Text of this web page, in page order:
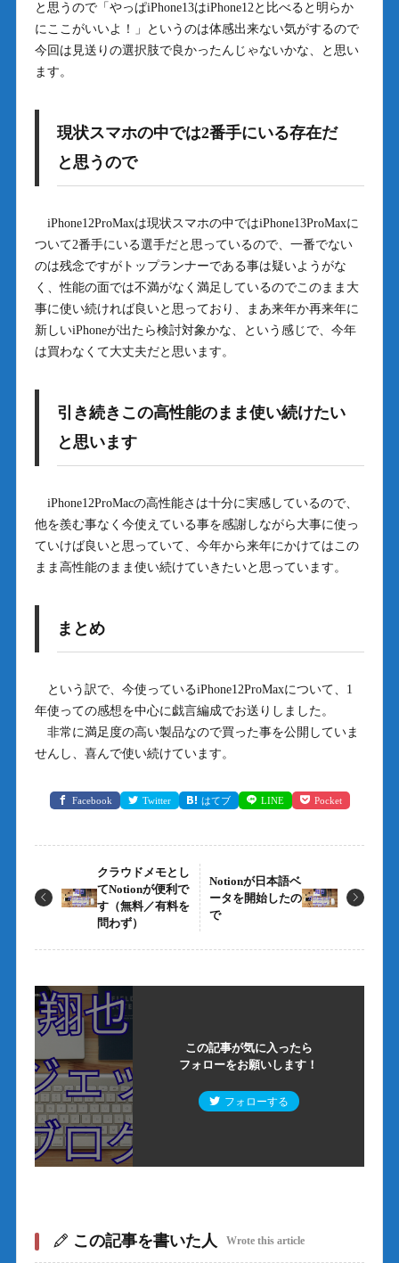
と思うので「やっぱiPhone13はiPhone12と比べると明らか
にここがいいよ！」というのは体感出来ない気がするので
今回は見送りの選択肢で良かったんじゃないかな、と思い
ます。
現状スマホの中では2番手にいる存在だ
と思うので
iPhone12ProMaxは現状スマホの中ではiPhone13ProMaxに
ついて2番手にいる選手だと思っているので、一番でない
のは残念ですがトップランナーである事は疑いようがな
く、性能の面では不満がなく満足しているのでこのまま大
事に使い続ければ良いと思っており、まあ来年か再来年に
新しいiPhoneが出たら検討対象かな、という感じで、今年
は買わなくて大丈夫だと思います。
引き続きこの高性能のまま使い続けたい
と思います
iPhone12ProMacの高性能さは十分に実感しているので、
他を羨む事なく今使えている事を感謝しながら大事に使っ
ていけば良いと思っていて、今年から来年にかけてはこの
まま高性能のまま使い続けていきたいと思っています。
まとめ
という訳で、今使っているiPhone12ProMaxについて、1
年使っての感想を中心に戯言編成でお送りしました。
非常に満足度の高い製品なので買った事を公開していま
せんし、喜んで使い続けています。
Facebook Twitter はてブ LINE Pocket
クラウドメモとし
てNotionが便利で
す（無料／有料を
問わず）
Notionが日本語ベ
ータを開始したの
で
この記事が気に入ったら
フォローをお願いします！
フォローする
この記事を書いた人 Wrote this article